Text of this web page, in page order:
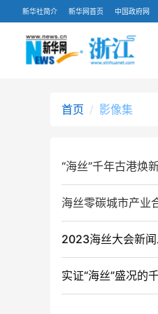
新华社简介 新华网首页 中国政府网
首页 影像集
“海丝”千年古港焕
海丝零碳城市产业
2023海丝大会新
实证“海丝”盛况的